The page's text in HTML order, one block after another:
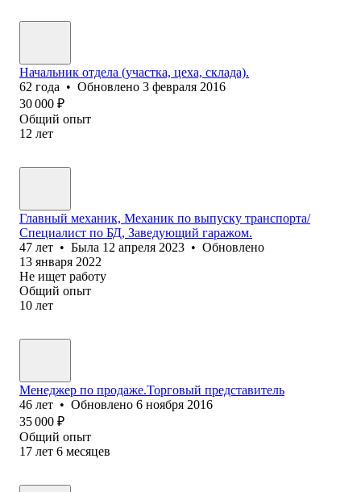
Начальник отдела (участка, цеха, склада).
62 года • Обновлено 3 февраля 2016
30 000 ₽
Общий опыт
12 лет
Главный механик, Механик по выпуску транспорта/
Специалист по БД, Заведующий гаражом.
47 лет • Была 12 апреля 2023 • Обновлено
13 января 2022
Не ищет работу
Общий опыт
10 лет
Менеджер по продаже.Торговый представитель
46 лет • Обновлено 6 ноября 2016
35 000 ₽
Общий опыт
17 лет 6 месяцев